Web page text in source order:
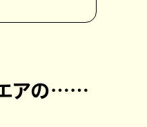
エアの……